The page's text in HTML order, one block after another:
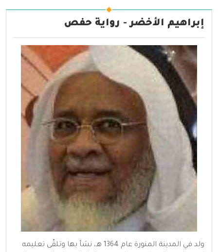
إبراهيم الأخضر - رواية حفص
ولد في المدينة المنورة عام 1364 هـ، نشأ بها وتلقّى تعليمه